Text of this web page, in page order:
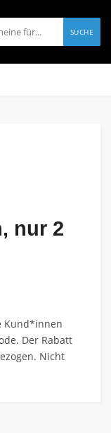
SUCHE
nur 2
Kund*innen
Der Rabatt
Nicht